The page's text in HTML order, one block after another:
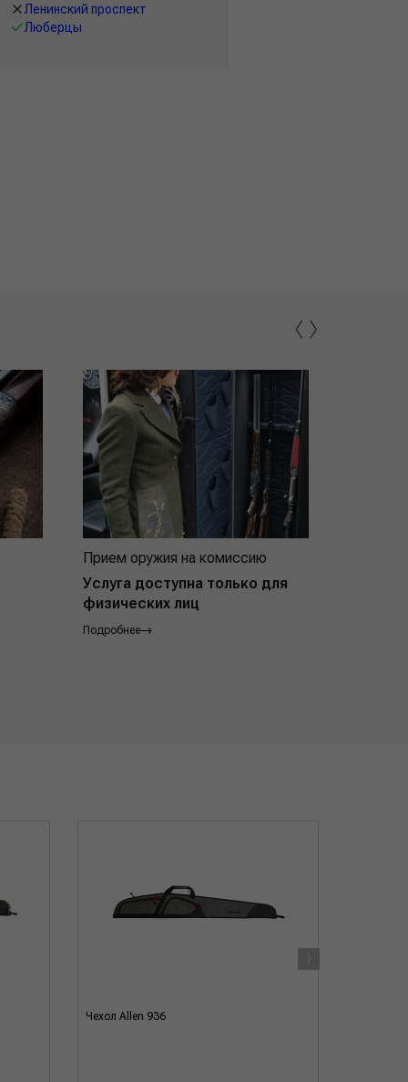
Ленинский проспект
Люберцы
Прием оружия на комиссию
Услуга доступна только для
физических лиц
Подробнее
‹›
Чехол Allen 936
›